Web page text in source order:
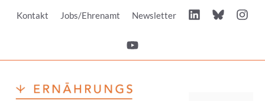
InhaltKontakt Jobs/Ehrenamt Newsletter